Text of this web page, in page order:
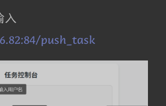
入
push_task